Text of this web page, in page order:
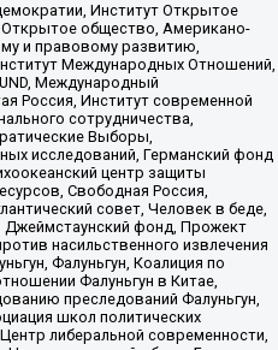
Институт Открытое
общество, Американо-
и правовому развитию,
Международных Отношений,
Международный
Россия, Институт современной
сотрудничества,
Выборы,
исследований, Германский фонд
центр защиты
Свободная Россия,
совет, Человек в беде,
фонд, Прожект
насильственного извлечения
Фалуньгун, Коалиция по
Фалуньгун в Китае,
преследований Фалуньгун,
школ политических
либеральной современности,